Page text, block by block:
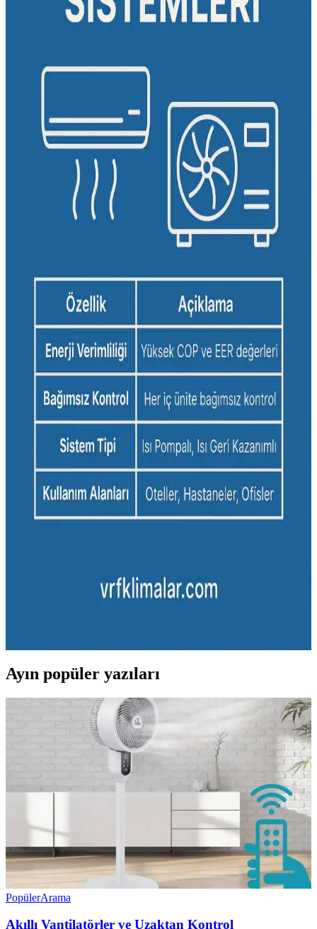
Nem alma cihazları yüksek nemli ortamlarda nemi azaltır ancak
Wind-Free Klima Teknolojisi ve Alternatif
Wind-Free klima teknolojisi, hava akışını azaltarak sessiz ve
konforlu ortamlar sunar. Alternatif modellerin özellikleri ve seçim
kriterleri, enerji verimliliği ve kullanıcı memnuniyetine odaklanır.
Vestel 24 Binlik Güçlü Klima Özellikleri ve Kullanım
Alanları Analizi
Vestel'in 24 binlik güçlü kliması yüksek soğutma kapasitesi, enerji
verimliliği ve dayanıklılığıyla öne çıkar. Geniş alanlarda etkili
performans sağlayan bu model, teknolojik yeniliklerle kullanıcı
Enerji Verimli Soğutma Klimaları: Güncel
Teknolojiler ve Özellikler
Enerji verimli klimalar, gelişmiş teknolojiler sayesinde enerji
tasarrufu sağlar, çevreye duyarlı ve ekonomik avantajlar sunar, akıllı
özellikleriyle kullanıcı konforunu artırır.
Yüksek Performanslı Klimalar ve Enerji Verimliliği
Teknolojileri Analizi
Yüksek performanslı klimalar, gelişmiş teknolojiler ve enerji
sınıflarıyla enerji tasarrufu sağlar. Doğru kullanım ve bakım,
maliyetleri düşürür ve çevreyi korur.
Enerji Verimli İnverter Klimalar: Modern Yaşam
İçin Ekonomik ve Çevreci Çözüm
özellikleriyle modern yaşamın vazgeçilmez teknolojileri arasında yer
Verimliliği ve Akıllı Teknolojilerle Gelecek
Ayın popüler yazıları
PopülerArama
Akıllı Vantilatörler ve Uzaktan Kontrol